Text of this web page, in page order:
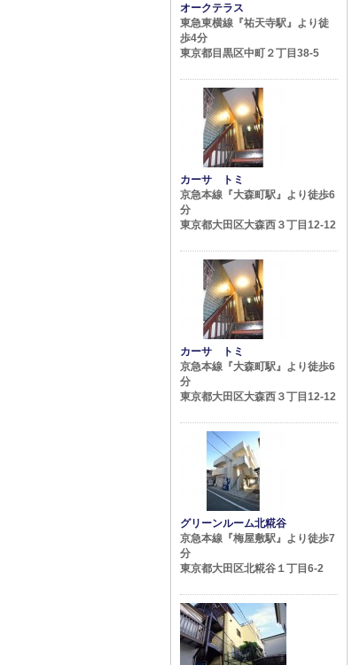
オークテラス
東急東横線『祐天寺駅』より徒
歩4分
東京都目黒区中町２丁目38-5
カーサ トミ
京急本線『大森町駅』より徒歩6
分
東京都大田区大森西３丁目12-12
カーサ トミ
京急本線『大森町駅』より徒歩6
分
東京都大田区大森西３丁目12-12
グリーンルーム北糀谷
京急本線『梅屋敷駅』より徒歩7
分
東京都大田区北糀谷１丁目6-2